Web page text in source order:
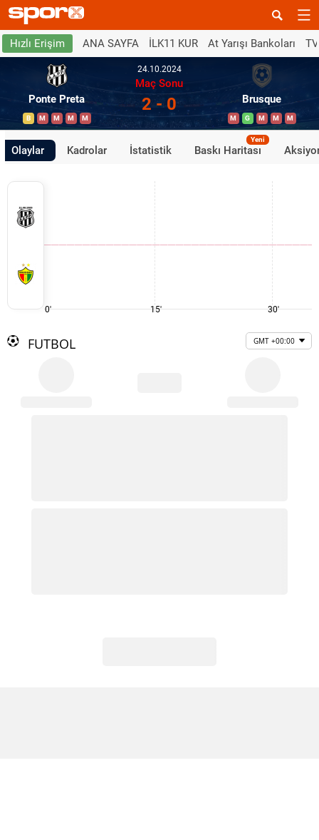
Hızlı Erişim ANA SAYFA İLK11 KUR At Yarışı Bankoları
Ponte Preta
B M M M M
24.10.2024
Maç Sonu
2 - 0 Brusque
M G M M M
Olaylar Kadrolar İstatistik Baskı Haritası
Yeni
0' 15' 30'
FUTBOL GMT +00:00